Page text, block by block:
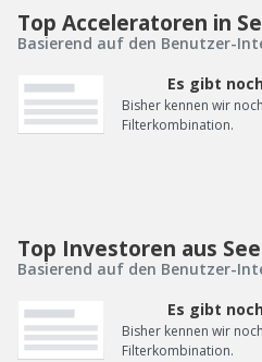
Top Acceleratoren in
Basierend auf den Benutzer-
Es gibt
Bisher kennen wir
Filterkombination.
Top Investoren aus
Basierend auf den Benutzer-
Es gibt
Bisher kennen wir
Filterkombination.